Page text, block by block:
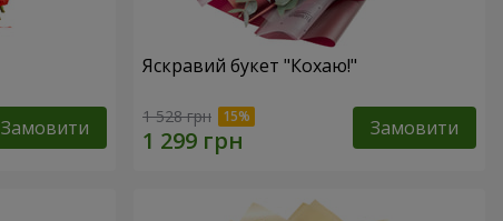
Замовити
Яскравий букет "Кохаю!"
1 528 грн Замовити